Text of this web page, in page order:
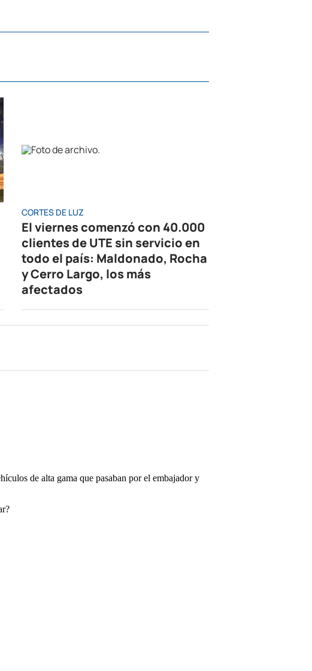
CORTES DE LUZ
El viernes comenzó con 40.000
clientes de UTE sin servicio en
todo el país: Maldonado, Rocha
y Cerro Largo, los más
afectados